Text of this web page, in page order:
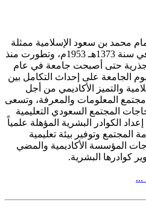
محمد بن سعود الإسلامية ممثلة
في كلية الشريعة في سنة 1373هـ 1953م، وتطورت منذ
حتى أصبحت جامعة في عام
، وتقوم الجامعة على إحداث التكامل بين
والتميز الأكاديمي من أجل
مجتمع المعلومات والمعرفة، وتسعى
المجتمع السعودي التعليمية
الكوادر البشرية المؤهلة علمياً
المجتمع وتوفير بيئة تعليمية
المؤسسة الأكاديمية والمضي
كوادرها البشرية.
...